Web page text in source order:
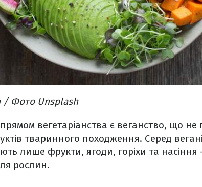
/ Фото Unsplash
вегетаріанства є веганство, що не
тваринного походження. Серед
лише фрукти, ягоди, горіхи та насіння
рослин.